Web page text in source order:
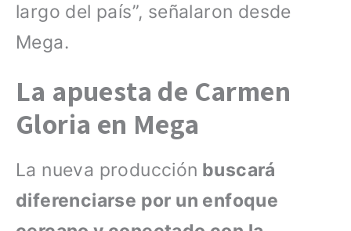
largo del país”, señalaron desde
Mega.
La apuesta de Carmen
Gloria en Mega
La nueva producción buscará
diferenciarse por un enfoque